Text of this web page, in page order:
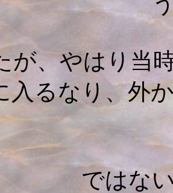
が、やはり当
入るなり、外
ではな